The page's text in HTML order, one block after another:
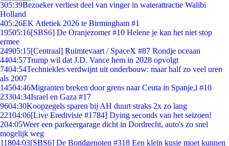
305:39Bezoeker verliest deel van vinger in waterattractie Walibi
Holland
405:26EK Atletiek 2026 te Birmingham #1
19505:16[SBS6] De Oranjezomer #10 Helene je kan het niet stop
ermee
24905:15[Centraal] Ruimtevaart / SpaceX #87 Rondje oceaan
4404:57Trump wil dat J.D. Vance hem in 2028 opvolgt
7404:54Techniekles verdwijnt uit onderbouw: maar half zo veel uren
als 2007
14504:46Migranten breken door grens naar Ceuta in Spanje,l #10
23304:34Israel en Gaza #17
9604:30Koopzegels sparen bij AH duurt straks 2x zo lang
22104:06[Live Eredivisie #1784] Dying seconds van het seizoen!
204:05Weer een parkeergarage dicht in Dordrecht, auto's zo snel
mogelijk weg
11804:03[SBS6] De Bondgenoten #318 Een klein kusje moet kunnen